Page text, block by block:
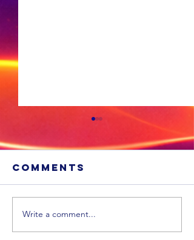
Die hart en
siel van
Comments
Write a comment...